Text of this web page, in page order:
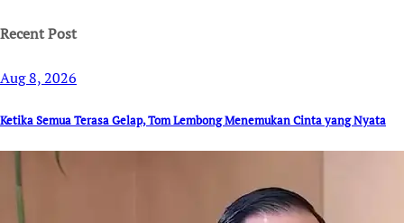
Recent Post
Aug 8, 2026
Ketika Semua Terasa Gelap, Tom Lembong Menemukan Cinta yang Nyata